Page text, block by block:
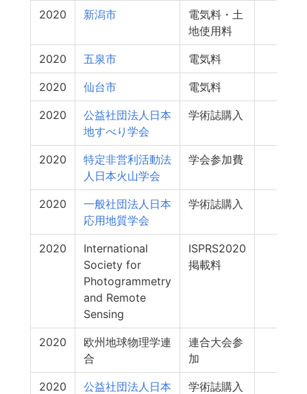
2020 新潟市
電気料・土
地使用料
2020 五泉市 電気料
2020 仙台市 電気料
2020
公益社団法人日本
地すべり学会
学術誌購入
2020
特定非営利活動法
人日本火山学会
学会参加費
2020
一般社団法人日本
応用地質学会
学術誌購入
2020
International
Society for
Photogrammetry
and Remote
Sensing
ISPRS2020
掲載料
2020
欧州地球物理学連
合
連合大会参
加
2020
公益社団法人日本
学術誌購入